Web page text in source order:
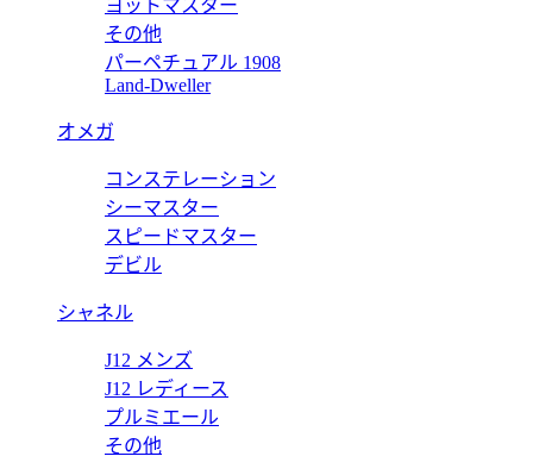
エ41 WSPA0026 【2022年新作】
エ41 W2PA0009 【2022年新作】
ヨットマスター
その他
パーペチュアル 1908
Land-Dweller
オメガ
コンステレーション
シーマスター
スピードマスター
デビル
シャネル
J12 メンズ
J12 レディース
プルミエール
その他